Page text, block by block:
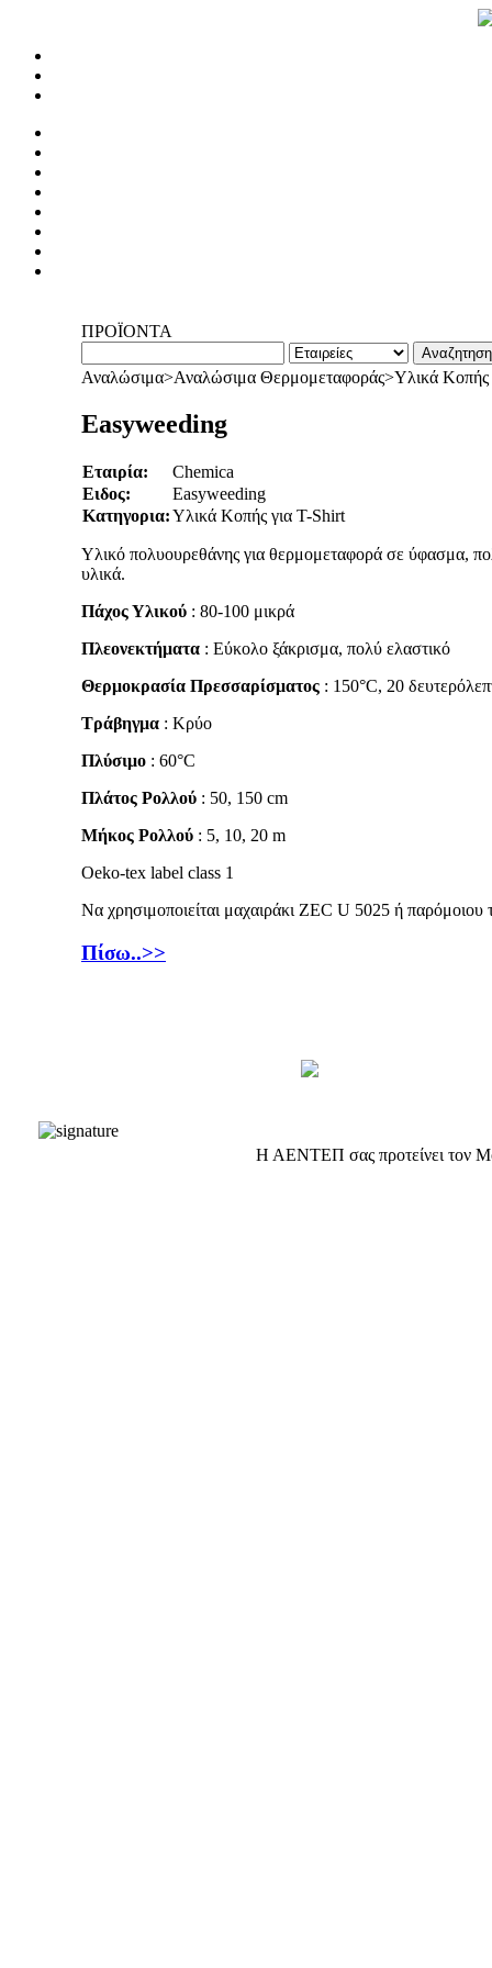
ΠΡΟΪΟΝΤΑ
Αναλώσιμα>Αναλώσιμα Θερμομεταφοράς>Υλικά Κοπής
Easyweeding
Εταιρία:
Chemica
Ειδος:
Easyweeding
Κατηγορια:Υλικά Κοπής για T-Shirt
Υλικό πολυουρεθάνης για θερμομεταφορά σε ύφασμα,
υλικά.
Πάχος Υλικού : 80-100 μικρά
Πλεονεκτήματα : Εύκολο ξάκρισμα, πολύ ελαστικό
Θερμοκρασία Πρεσσαρίσματος : 150°C, 20
Τράβηγμα : Κρύο
Πλύσιμο : 60°C
Πλάτος Ρολλού : 50, 150 cm
Μήκος Ρολλού : 5, 10, 20 m
Oeko-tex label class 1
Να χρησιμοποιείται μαχαιράκι ZEC U 5025 ή παρόμοιου
Πίσω..>>
Η ΑΕΝΤΕΠ σας προτείνει τον